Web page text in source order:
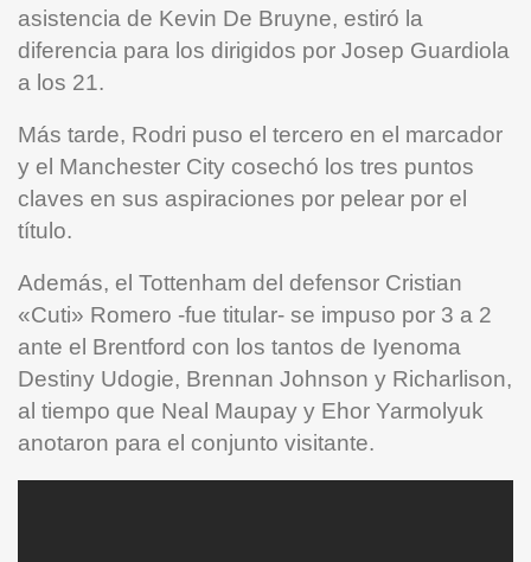
asistencia de Kevin De Bruyne, estiró la
diferencia para los dirigidos por Josep Guardiola
a los 21.
Más tarde, Rodri puso el tercero en el marcador
y el Manchester City cosechó los tres puntos
claves en sus aspiraciones por pelear por el
título.
Además, el Tottenham del defensor Cristian
«Cuti» Romero -fue titular- se impuso por 3 a 2
ante el Brentford con los tantos de Iyenoma
Destiny Udogie, Brennan Johnson y Richarlison,
al tiempo que Neal Maupay y Ehor Yarmolyuk
anotaron para el conjunto visitante.